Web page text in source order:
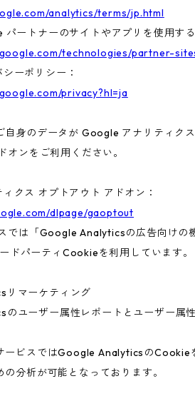
analytics/terms/jp.html
パートナーのサイトやアプリを使用す
technologies/partner-
ーポリシー：
privacy?hl=ja
自身のデータが Google アナリティク
オンをご利用ください。
クス オプトアウト アドオン：
dlpage/gaoptout
スでは「Google Analyticsの広告向け
ドパーティCookieを利用しています。
マーケティング
ユーザー属性レポートとユーザー属
ービスではGoogle AnalyticsのCookie
の分析が可能となっております。